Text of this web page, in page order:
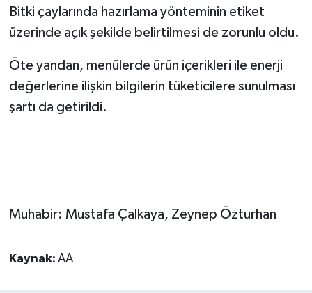
Bitki çaylarında hazırlama yönteminin etiket
üzerinde açık şekilde belirtilmesi de zorunlu oldu.
Öte yandan, menülerde ürün içerikleri ile enerji
değerlerine ilişkin bilgilerin tüketicilere sunulması
şartı da getirildi.
Muhabir: Mustafa Çalkaya, Zeynep Özturhan
Kaynak: AA